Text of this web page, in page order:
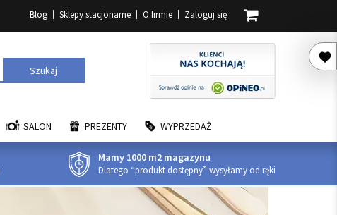
Blog Sklepy stacjonarne O firmie Zaloguj się
Szukaj
SALON PREZENTY WYPRZEDAŻ
Mamy 1000 m2 magazynu
Dlatego “produkt dostępny” wysyłamy od ręki